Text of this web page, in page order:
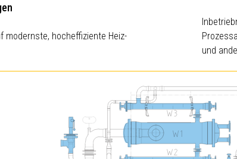
modernste, hocheffiziente Heiz-
und